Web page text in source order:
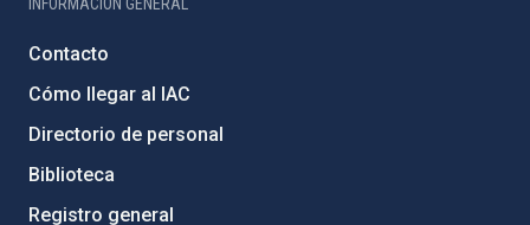
Contacto
Cómo llegar al IAC
Directorio de personal
Biblioteca
Registro general